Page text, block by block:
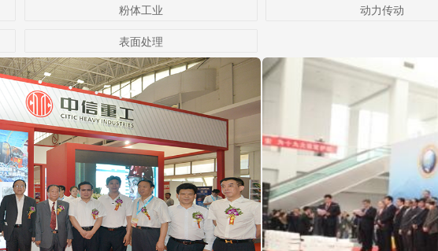
粉体工业 动力传动
表面处理